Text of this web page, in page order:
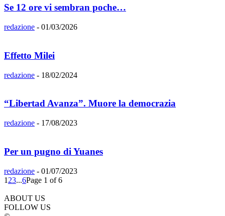
Se 12 ore vi sembran poche…
redazione - 01/03/2026
Effetto Milei
redazione - 18/02/2024
“Libertad Avanza”. Muore la democrazia
redazione - 17/08/2023
Per un pugno di Yuanes
redazione - 01/07/2023
1 23...6Page 1 of 6
ABOUT US
FOLLOW US